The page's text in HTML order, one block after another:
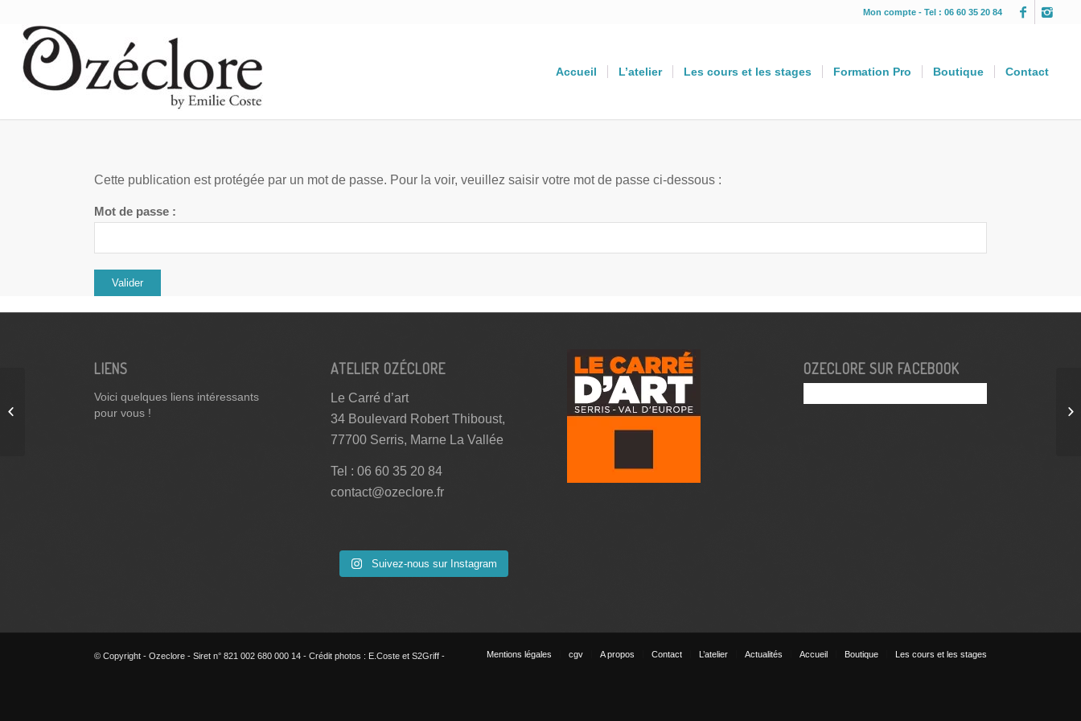
Mon compte- Tel : 06 60 35 20 84
Accueil L’atelier Les cours et les stages Formation Pro Boutique Contact
Cette publication est protégée par un mot de passe. Pour la voir, veuillez saisir votre mot de passe ci-dessous :
Mot de passe :
LIENS
Voici quelques liens intéressants
pour vous !
ATELIER OZÉCLORE
Le Carré d’art
34 Boulevard Robert Thiboust,
77700 Serris, Marne La Vallée
Tel : 06 60 35 20 84
contact@ozeclore.fr
Suivez-nous sur Instagram
OZECLORE SUR FACEBOOK
© Copyright - Ozeclore - Siret n° 821 002 680 000 14 - Crédit photos : E.Coste et S2Griff - Mentions légales cgv A propos Contact L’atelier Actualités Accueil Boutique Les cours et les stages
Stage de tournage de
Porcelaine 2026